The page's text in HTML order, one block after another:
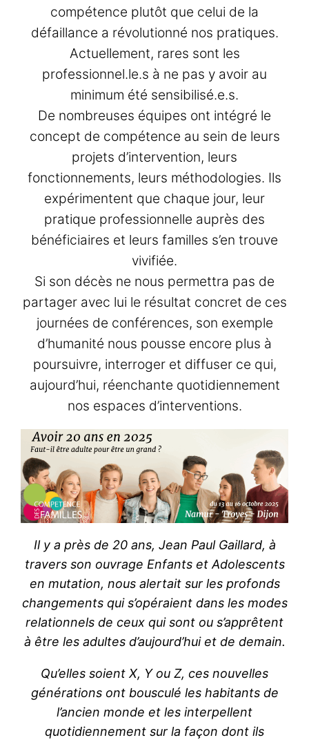
compétence plutôt que celui de la
défaillance a révolutionné nos pratiques.
Actuellement, rares sont les
professionnel.le.s à ne pas y avoir au
minimum été sensibilisé.e.s.
De nombreuses équipes ont intégré le
concept de compétence au sein de leurs
projets d’intervention, leurs
fonctionnements, leurs méthodologies. Ils
expérimentent que chaque jour, leur
pratique professionnelle auprès des
bénéficiaires et leurs familles s’en trouve
vivifiée.
Si son décès ne nous permettra pas de
partager avec lui le résultat concret de ces
journées de conférences, son exemple
d’humanité nous pousse encore plus à
poursuivre, interroger et diffuser ce qui,
aujourd’hui, réenchante quotidiennement
nos espaces d’interventions.
Il y a près de 20 ans, Jean Paul Gaillard, à
travers son ouvrage Enfants et Adolescents
en mutation, nous alertait sur les profonds
changements qui s’opéraient dans les modes
relationnels de ceux qui sont ou s’apprêtent
à être les adultes d’aujourd’hui et de demain.
Qu’elles soient X, Y ou Z, ces nouvelles
générations ont bousculé les habitants de
l’ancien monde et les interpellent
quotidiennement sur la façon dont ils